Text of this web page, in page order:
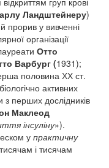
Ландштейнеру)
прорив у вивченні
організації
Отто
Варбург (1931);
половина ХХ ст.
активних
перших дослідників
Маклеод
інсуліну»).
у практичну
і тисячам